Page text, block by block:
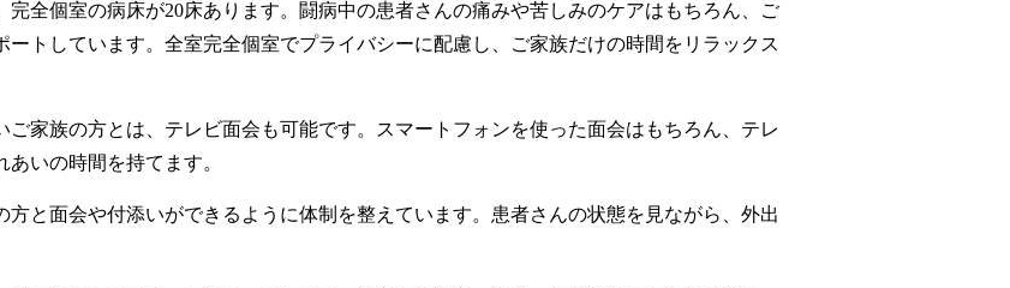
全個室の病床が20床あります。闘病中の患者さんの痛みや苦しみのケアはもちろん、ご
トしています。全室完全個室でプライバシーに配慮し、ご家族だけの時間をリラックス
家族の方とは、テレビ面会も可能です。スマートフォンを使った面会はもちろん、テレ
いの時間を持てます。
と面会や付添いができるように体制を整えています。患者さんの状態を見ながら、外出